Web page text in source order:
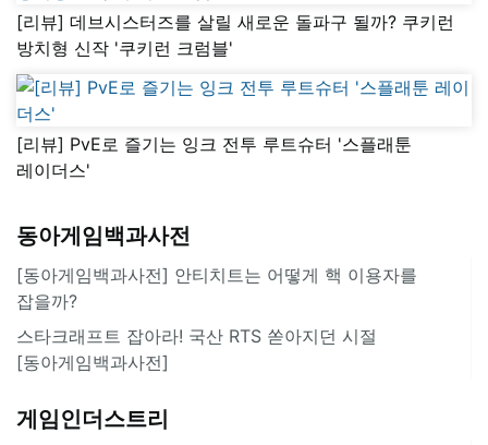
[리뷰] 데브시스터즈를 살릴 새로운 돌파구 될까? 쿠키런
방치형 신작 '쿠키런 크럼블'
[리뷰] PvE로 즐기는 잉크 전투 루트슈터 '스플래툰
레이더스'
동아게임백과사전
[동아게임백과사전] 안티치트는 어떻게 핵 이용자를
잡을까?
스타크래프트 잡아라! 국산 RTS 쏟아지던 시절
[동아게임백과사전]
게임인더스트리